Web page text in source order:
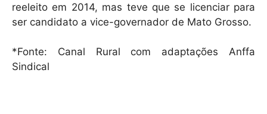
reeleito em 2014, mas teve que se licenciar para
ser candidato a vice-governador de Mato Grosso.
*Fonte: Canal Rural com adaptações Anffa
Sindical